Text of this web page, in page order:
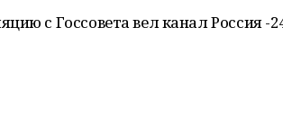
с Госсовета вел канал Россия -